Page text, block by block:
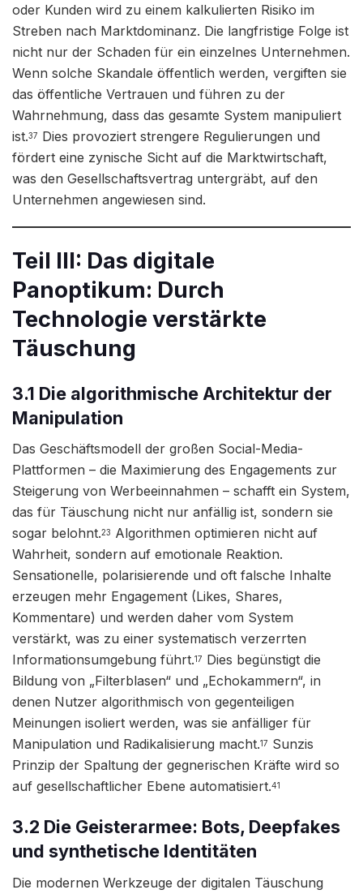
oder Kunden wird zu einem kalkulierten Risiko im
Streben nach Marktdominanz. Die langfristige Folge ist
nicht nur der Schaden für ein einzelnes Unternehmen.
Wenn solche Skandale öffentlich werden, vergiften sie
das öffentliche Vertrauen und führen zu der
Wahrnehmung, dass das gesamte System manipuliert
ist.37 Dies provoziert strengere Regulierungen und
fördert eine zynische Sicht auf die Marktwirtschaft,
was den Gesellschaftsvertrag untergräbt, auf den
Unternehmen angewiesen sind.
Teil III: Das digitale
Panoptikum: Durch
Technologie verstärkte
Täuschung
3.1 Die algorithmische Architektur der
Manipulation
Das Geschäftsmodell der großen Social-Media-
Plattformen – die Maximierung des Engagements zur
Steigerung von Werbeeinnahmen – schafft ein System,
das für Täuschung nicht nur anfällig ist, sondern sie
sogar belohnt.23 Algorithmen optimieren nicht auf
Wahrheit, sondern auf emotionale Reaktion.
Sensationelle, polarisierende und oft falsche Inhalte
erzeugen mehr Engagement (Likes, Shares,
Kommentare) und werden daher vom System
verstärkt, was zu einer systematisch verzerrten
Informationsumgebung führt.17 Dies begünstigt die
Bildung von „Filterblasen“ und „Echokammern“, in
denen Nutzer algorithmisch von gegenteiligen
Meinungen isoliert werden, was sie anfälliger für
Manipulation und Radikalisierung macht.17 Sunzis
Prinzip der Spaltung der gegnerischen Kräfte wird so
auf gesellschaftlicher Ebene automatisiert.41
3.2 Die Geisterarmee: Bots, Deepfakes
und synthetische Identitäten
Die modernen Werkzeuge der digitalen Täuschung